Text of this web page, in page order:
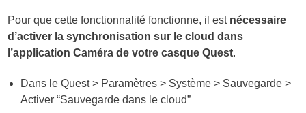
Pour que cette fonctionnalité fonctionne, il est nécessaire
d’activer la synchronisation sur le cloud dans
l’application Caméra de votre casque Quest.
Dans le Quest > Paramètres > Système > Sauvegarde >
Activer “Sauvegarde dans le cloud”